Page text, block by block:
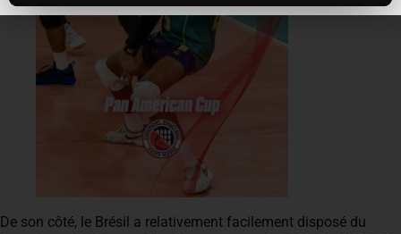
De son côté, le Brésil a relativement facilement disposé du